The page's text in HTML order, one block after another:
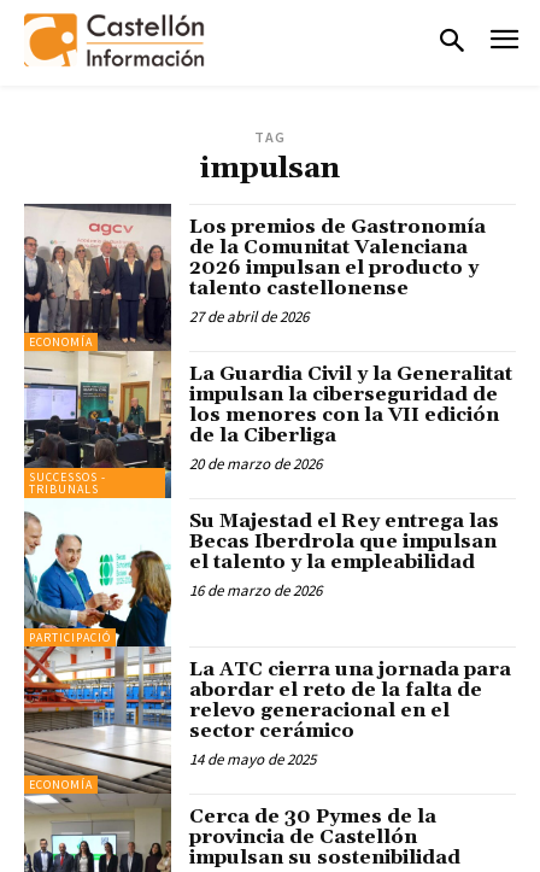
TAG
impulsan
ECONOMÍA
Los premios de Gastronomía
de la Comunitat Valenciana
2026 impulsan el producto y
talento castellonense
27 de abril de 2026
SUCCESSOS -
TRIBUNALS
La Guardia Civil y la Generalitat
impulsan la ciberseguridad de
los menores con la VII edición
de la Ciberliga
20 de marzo de 2026
PARTICIPACIÓ
Su Majestad el Rey entrega las
Becas Iberdrola que impulsan
el talento y la empleabilidad
16 de marzo de 2026
ECONOMÍA
La ATC cierra una jornada para
abordar el reto de la falta de
relevo generacional en el
sector cerámico
14 de mayo de 2025
Cerca de 30 Pymes de la
provincia de Castellón
impulsan su sostenibilidad